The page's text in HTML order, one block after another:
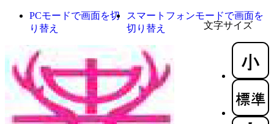
文字サイズ
PCモードで画面を切
り替え
スマートフォンモードで画面を
切り替え